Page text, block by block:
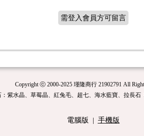
需登入會員方可留言
Copyright ⓒ 2000-2025 瑾隆商行 21902791 All
紫水晶、草莓晶、紅兔毛、超七、海水藍寶、拉長
電腦版 | 手機版